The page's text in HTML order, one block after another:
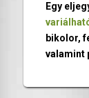
Egy
bikolor,
valamint